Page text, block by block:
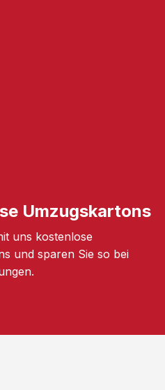
Umzugskartons
uns kostenlose
und sparen Sie so bei